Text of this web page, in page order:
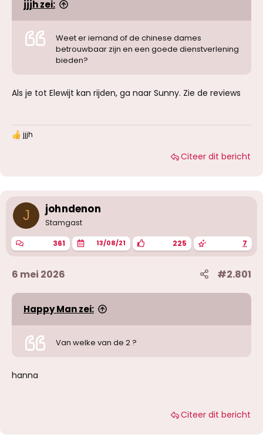
jjjh zei:
Weet er iemand of de chinese dames
betrouwbaar zijn en een goede dienstverlening
bieden?
Als je tot Elewijt kan rijden, ga naar Sunny. Zie de reviews
W
n
g
n
:
jjjh
Citeer dit bericht
J johndenon
Stamgast
361 13/08/21 225 7
6 mei 2026 #2.801
Happy Man zei:
Van welke van de 2 ?
hanna
Citeer dit bericht